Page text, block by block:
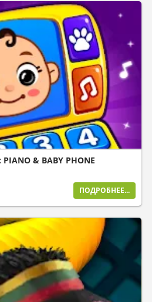
PIANO & BABY PHONE
ПОДРОБНЕЕ...